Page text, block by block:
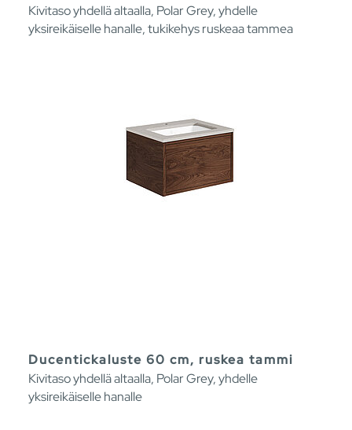
Kivitaso yhdellä altaalla, Polar Grey, yhdelle
yksireikäiselle hanalle, tukikehys ruskeaa tammea
Ducentickaluste 60 cm, ruskea tammi
Kivitaso yhdellä altaalla, Polar Grey, yhdelle
yksireikäiselle hanalle